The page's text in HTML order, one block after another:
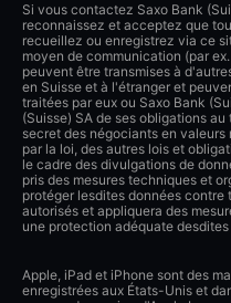
Si vous contactez Saxo Bank
reconnaissez et acceptez que
recueillez ou enregistrez via ce
moyen de communication (par
peuvent être transmises à
en Suisse et à l'étranger et
traitées par eux ou Saxo Bank
(Suisse) SA de ses obligations
secret des négociants en valeurs
par la loi, des autres lois et
le cadre des divulgations de
pris des mesures techniques et
protéger lesdites données
autorisés et appliquera des
une protection adéquate
Apple, iPad et iPhone sont des
enregistrées aux États-Unis et